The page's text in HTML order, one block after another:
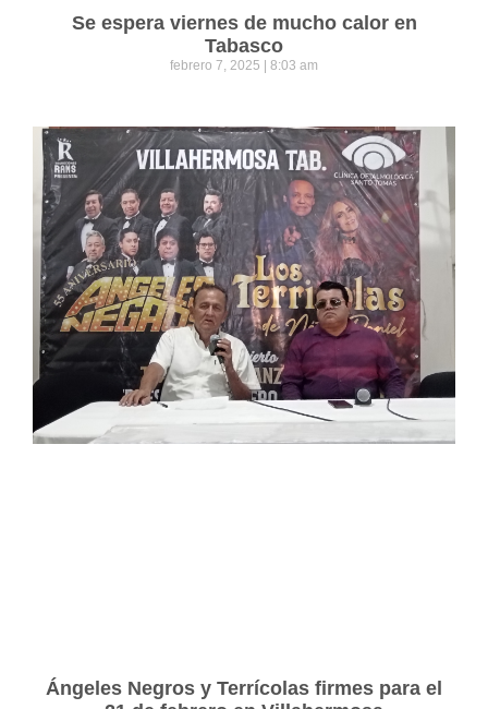
Se espera viernes de mucho calor en
Tabasco
febrero 7, 2025 8:03 am
Ángeles Negros y Terrícolas firmes para el